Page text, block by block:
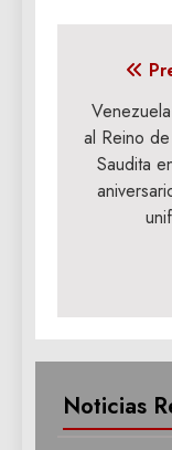
de
al Reino
Saudita
Noticias